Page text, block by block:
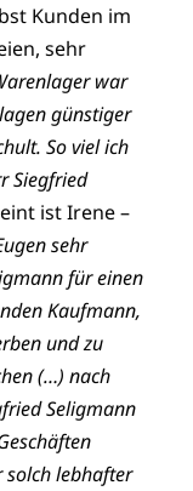
Kunden im
sehr
war
günstiger
So viel ich
Siegfried
ist Irene –
sehr
für einen
Kaufmann,
und zu
(…) nach
Seligmann
solch lebhafter